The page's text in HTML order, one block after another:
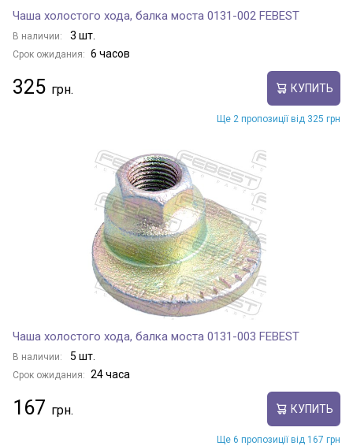
Чаша холостого хода, балка моста 0131-002 FEBEST
В наличии: 3 шт.
Срок ожидания: 6 часов
325 КУПИТЬ
Ще 2 пропозиції від 325 грн
Чаша холостого хода, балка моста 0131-003 FEBEST
В наличии: 5 шт.
Срок ожидания: 24 часа
167 КУПИТЬ
Ще 6 пропозиції від 167 грн